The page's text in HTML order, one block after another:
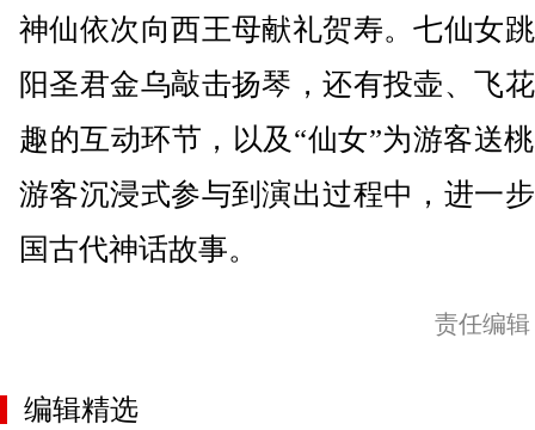
神仙依次向西王母献礼贺寿。七仙女
阳圣君金乌敲击扬琴，还有投壶、飞
趣的互动环节，以及“仙女”为游客送
游客沉浸式参与到演出过程中，进一
国古代神话故事。
责任编
编辑精选